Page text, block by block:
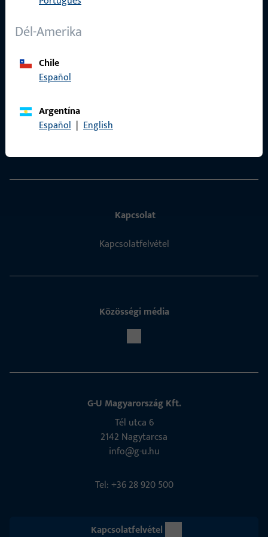
Dél-Amerika
Chile
Español
Argentína
Español | EnglishGyors elérés
Kapcsolat
Kapcsolatfelvétel
Közösségi média
G-U Magyarország Kft.
Tél utca 6
2142 Nagytarcsa
info@g-u.hu
Tel: +36 28 920 500
Kapcsolatfelvétel